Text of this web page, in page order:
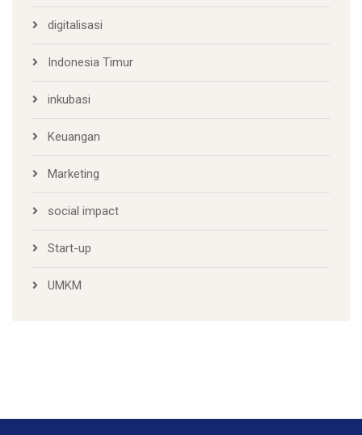
digitalisasi
Indonesia Timur
inkubasi
Keuangan
Marketing
social impact
Start-up
UMKM